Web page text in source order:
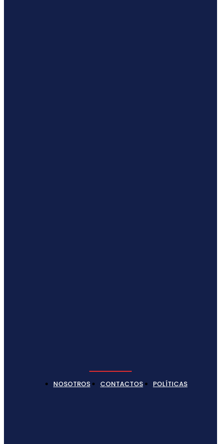
NOSOTROS CONTACTOS POLÍTICAS